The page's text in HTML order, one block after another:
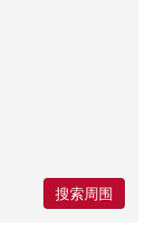
搜索周围